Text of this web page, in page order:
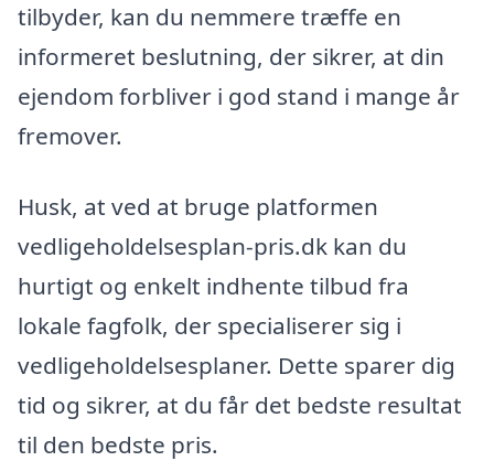
tilbyder, kan du nemmere træffe en
informeret beslutning, der sikrer, at din
ejendom forbliver i god stand i mange år
fremover.
Husk, at ved at bruge platformen
vedligeholdelsesplan-pris.dk kan du
hurtigt og enkelt indhente tilbud fra
lokale fagfolk, der specialiserer sig i
vedligeholdelsesplaner. Dette sparer dig
tid og sikrer, at du får det bedste resultat
til den bedste pris.